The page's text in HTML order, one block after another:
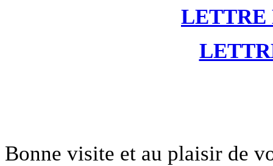
LETTRE
Bonne visite et au plaisir de